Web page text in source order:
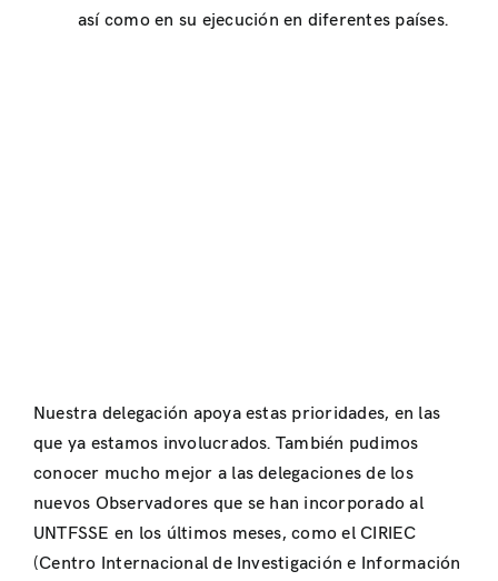
así como en su ejecución en diferentes países.
Nuestra delegación apoya estas prioridades, en las
que ya estamos involucrados. También pudimos
conocer mucho mejor a las delegaciones de los
nuevos Observadores que se han incorporado al
UNTFSSE en los últimos meses, como el CIRIEC
(Centro Internacional de Investigación e Información